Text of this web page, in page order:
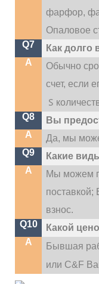
фарфор,
Опаловое
Q7
Как долго
A
Обычно
счет, если
S
Q8
Вы
A
Да, мы
Q9
Какие
A
Мы можем
поставкой;
взнос.
Q10
Какой
A
Бывшая
или C&F